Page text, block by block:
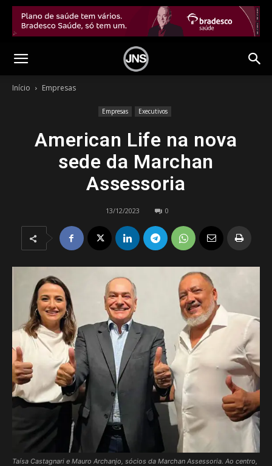
Início Empresas
Empresas Executivos
American Life na nova
sede da Marchan
Assessoria
13/12/2023 0
Taísa Castagnari e Mauro Archanjo, sócios da Marchan Assessoria. Ao centro,